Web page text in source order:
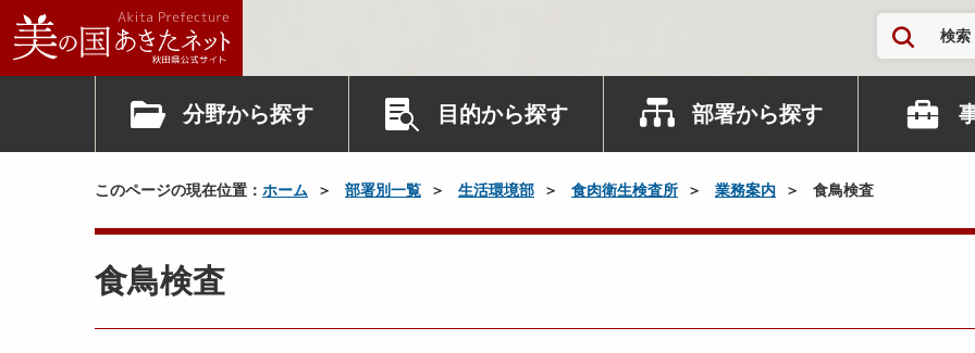
検索
分野から探す 目的から探す 部署から探す
このページの現在位置： ホーム 部署別一覧 生活環境部 食肉衛生検査所 業務案内 食鳥検査
食鳥検査